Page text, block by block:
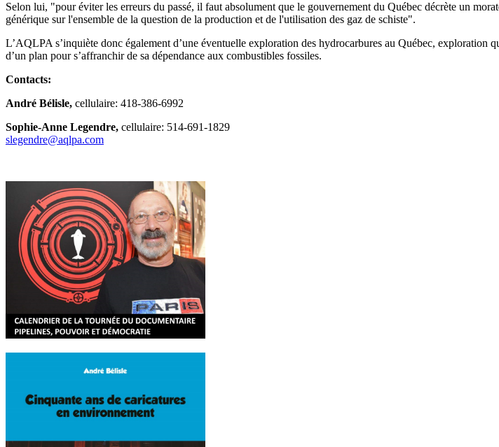
Selon lui, "pour éviter les erreurs du passé, il faut absolument que le gouvernement du Québec décrète un
générique sur l'ensemble de la question de la production et de l'utilisation des gaz de schiste".
L’AQLPA s’inquiète donc également d’une éventuelle exploration des hydrocarbures au Québec,
d’un plan pour s’affranchir de sa dépendance aux combustibles fossiles.
Contacts:
André Bélisle, cellulaire: 418-386-6992
Sophie-Anne Legendre, cellulaire: 514-691-1829
slegendre@aqlpa.com